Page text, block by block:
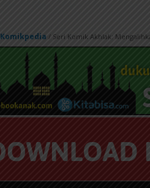
Komikpedia / Seri Komik Akhlak: